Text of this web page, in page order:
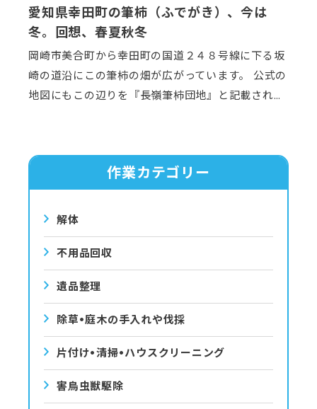
愛知県幸田町の筆柿（ふでがき）、今は
冬。回想、春夏秋冬
岡崎市美合町から幸田町の国道２４８号線に下る坂
崎の道沿にこの筆柿の畑が広がっています。 公式の
地図にもこの辺りを『長嶺筆柿団地』と記載され…
作業カテゴリー
解体
不用品回収
遺品整理
除草•庭⽊の⼿⼊れや伐採
⽚付け•清掃•ハウスクリーニング
害⿃⾍獣駆除